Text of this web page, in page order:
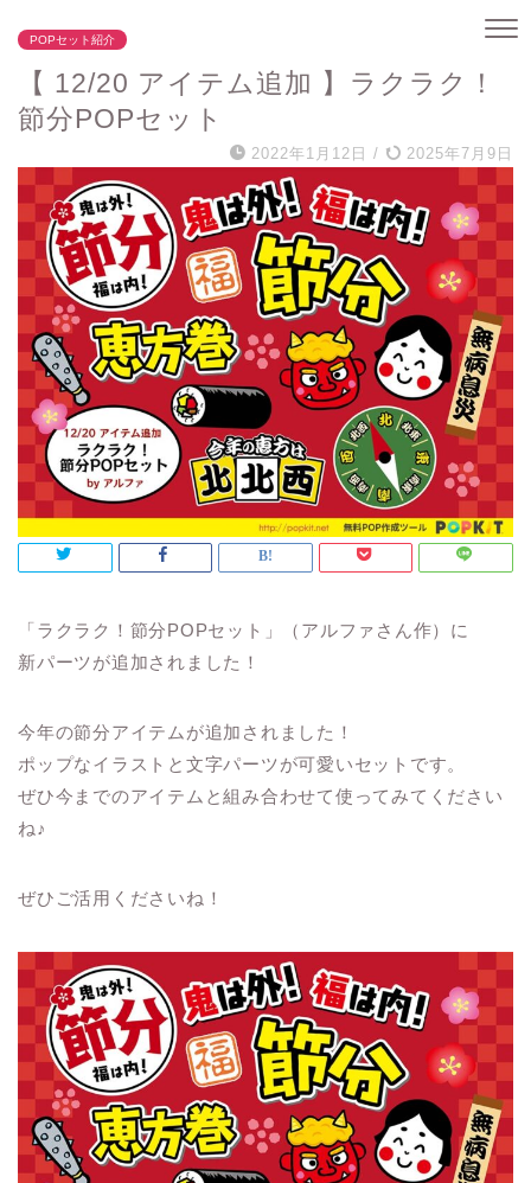
POPセット紹介
【 12/20 アイテム追加 】ラクラク！
節分POPセット
2022年1月12日 / 2025年7月9日
「ラクラク！節分POPセット」（アルファさん作）に
新パーツが追加されました！
今年の節分アイテムが追加されました！
ポップなイラストと文字パーツが可愛いセットです。
ぜひ今までのアイテムと組み合わせて使ってみてください
ね♪
ぜひご活用くださいね！